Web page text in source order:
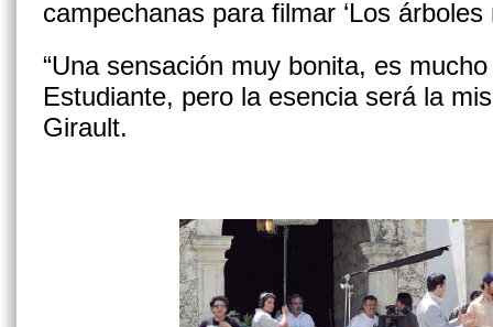
campechanas para filmar ‘Los árboles
“Una sensación muy bonita, es
Estudiante, pero la esencia será la
Girault.